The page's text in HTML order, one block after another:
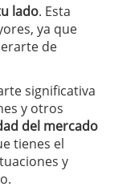
lado. Esta
ya que
de
significativa
y otros
del mercado
tienes el
y